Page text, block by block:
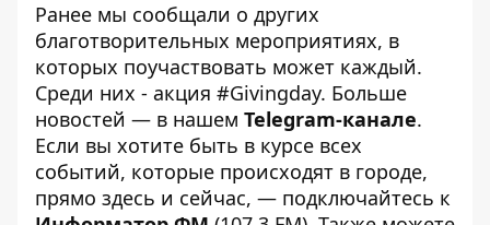
Ранее мы сообщали о других
благотворительных мероприятиях, в
которых поучаствовать может каждый.
Среди них - акция #Givingday. Больше
новостей — в нашем Telegram-канале.
Если вы хотите быть в курсе всех
событий, которые происходят в городе,
прямо здесь и сейчас, — подключайтесь к